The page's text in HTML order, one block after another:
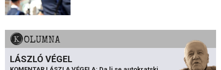
KOLUMNA
LÁSZLÓ VÉGEL